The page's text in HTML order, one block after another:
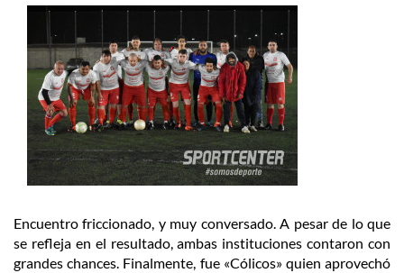
Encuentro friccionado, y muy conversado. A pesar de lo que
se refleja en el resultado, ambas instituciones contaron con
grandes chances. Finalmente, fue «Cólicos» quien aprovechó